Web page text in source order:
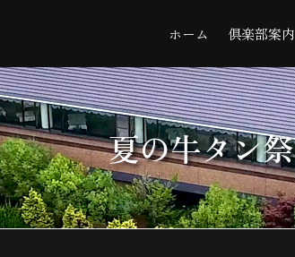
ホーム 倶楽部案内
夏の牛タン祭